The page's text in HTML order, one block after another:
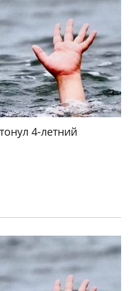
4-летний